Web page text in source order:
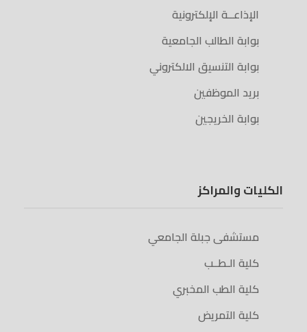
الإذاعــة الإلكترونية
بوابة الطالب الجامعية
بوابة التنسيق الالكتروني
بريد الموظفين
بوابة الخريجين
الكليات والمراكز
مستشفى جبلة الجامعي
كلية الـطــب
كلية الطب المخبري
كلية التمريض